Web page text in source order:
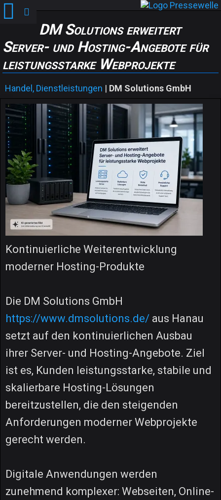
DM Solutions erweitert
Server- und Hosting-Angebote für
leistungsstarke Webprojekte
Handel, Dienstleistungen | DM Solutions GmbH
Kontinuierliche Weiterentwicklung
moderner Hosting-Produkte
Die DM Solutions GmbH
https://www.dmsolutions.de/ aus Hanau
setzt auf den kontinuierlichen Ausbau
ihrer Server- und Hosting-Angebote. Ziel
ist es, Kunden leistungsstarke, stabile und
skalierbare Hosting-Lösungen
bereitzustellen, die den steigenden
Anforderungen moderner Webprojekte
gerecht werden.
Digitale Anwendungen werden
zunehmend komplexer: Webseiten, Online-